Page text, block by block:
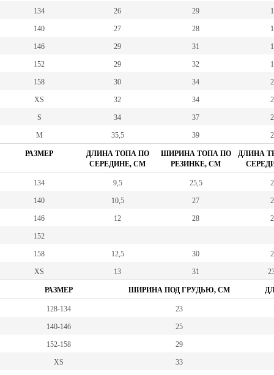
134 26 29
140 27 28
146 29 31
152 29 32
158 30 34
XS 32 34
S 34 37
M 35,5 39
РАЗМЕР
ДЛИНА ТОПА ПО
СЕРЕДИНЕ, СМ
ШИРИНА ТОПА ПО
РЕЗИНКЕ, СМ
ДЛИНА
134 9,5 25,5
140 10,5 27
146 12 28
152
158 12,5 30
XS 13 31
РАЗМЕР ШИРИНА ПОД ГРУДЬЮ, СМ
128-134 23
140-146 25
152-158 29
XS 33